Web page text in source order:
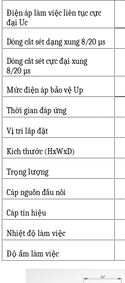
Điện áp làm việc liên tục cực
đại Uc
Dòng cắt sét dạng xung 8/20µs
Dòng cắt sét cực đại xung
8/20µs
Mức điện áp bảo vệ Up
Thời gian đáp ứng
Vị trí lắp đặt
Kích thước (HxWxD)
Trọng lượng
Cáp nguồn đấu nối
Cáp tín hiệu
Nhiệt độ làm việc
Độ ẩm làm việc